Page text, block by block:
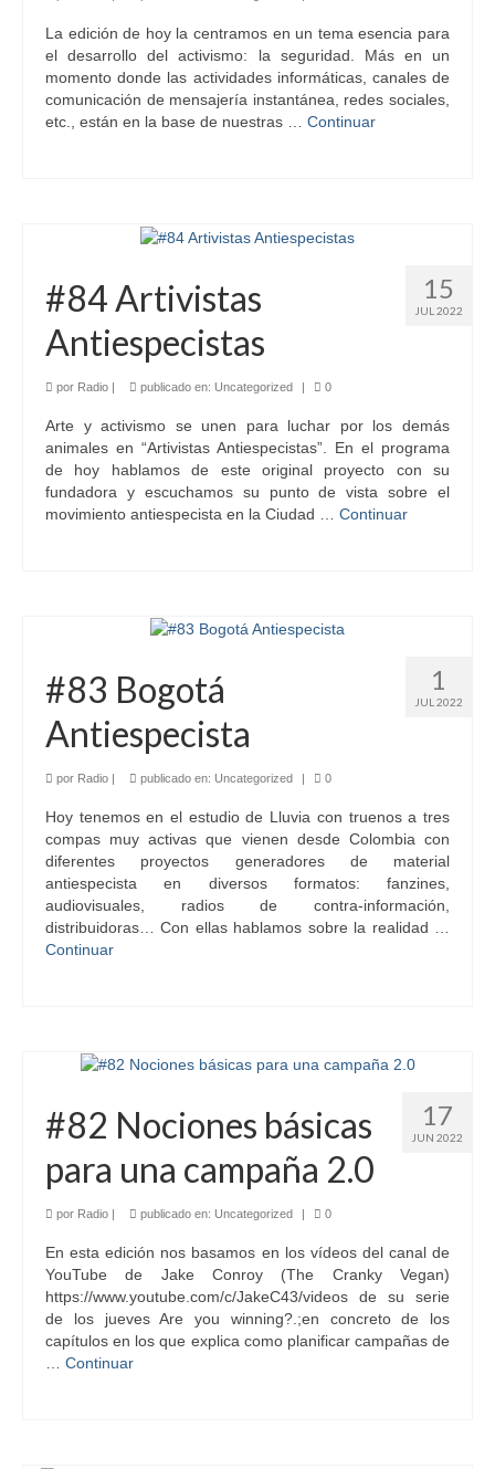
La edición de hoy la centramos en un tema esencia para
el desarrollo del activismo: la seguridad. Más en un
momento donde las actividades informáticas, canales de
comunicación de mensajería instantánea, redes sociales,
etc., están en la base de nuestras … Continuar
15
JUL 2022
#84 Artivistas
Antiespecistas
por Radio | publicado en: Uncategorized | 0
Arte y activismo se unen para luchar por los demás
animales en “Artivistas Antiespecistas”. En el programa
de hoy hablamos de este original proyecto con su
fundadora y escuchamos su punto de vista sobre el
movimiento antiespecista en la Ciudad … Continuar
1
JUL 2022
#83 Bogotá
Antiespecista
por Radio | publicado en: Uncategorized | 0
Hoy tenemos en el estudio de Lluvia con truenos a tres
compas muy activas que vienen desde Colombia con
diferentes proyectos generadores de material
antiespecista en diversos formatos: fanzines,
audiovisuales, radios de contra-información,
distribuidoras… Con ellas hablamos sobre la realidad …
Continuar
17
JUN 2022
#82 Nociones básicas
para una campaña 2.0
por Radio publicado en: Uncategorized 0
En esta edición nos basamos en los vídeos del canal de
YouTube de Jake Conroy (The Cranky Vegan)
https://www.youtube.com/c/JakeC43/videos de su serie
de los jueves Are you winning?.;en concreto de los
capítulos en los que explica como planificar campañas de
… Continuar